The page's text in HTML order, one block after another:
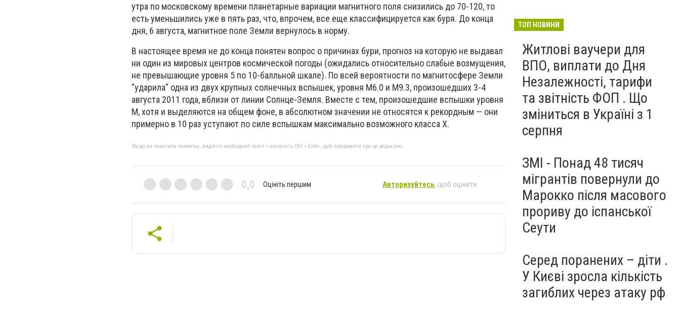
утра по московскому времени планетарные вариации магнитного поля снизились до 70-120, то
есть уменьшились уже в пять раз, что, впрочем, все еще классифицируется как буря. До конца
дня, 6 августа, магнитное поле Земли вернулось в норму.
В настоящее время не до конца понятен вопрос о причинах бури, прогноз на которую не выдавал
ни один из мировых центров космической погоды (ожидались относительно слабые возмущения,
не превышающие уровня 5 по 10-балльной шкале). По всей вероятности по магнитосфере Земли
"ударила" одна из двух крупных солнечных вспышек, уровня M6.0 и M9.3, произошедших 3-4
августа 2011 года, вблизи от линии Солнце-Земля. Вместе с тем, произошедшие вспышки уровня
M, хотя и выделяются на общем фоне, в абсолютном значении не относятся к рекордным — они
примерно в 10 раз уступают по силе вспышкам максимально возможного класса X.
Якщо ви помітили помилку, виділіть необхідний текст і натисніть Ctrl + Enter, щоб повідомити про це редакцію
0,0 Оцініть першим Авторизуйтесь, щоб оцінити
ЗСУ на Wildberries . 200 млрд
рф
3 серпня
ТОП НОВИНИ
Житлові ваучери для
ВПО, виплати до Дня
Незалежності, тарифи
та звітність ФОП . Що
зміниться в Україні з 1
серпня
ЗМІ - Понад 48 тисяч
мігрантів повернули до
Марокко після масового
прориву до іспанської
Сеути
Серед поранених – діти .
У Києві зросла кількість
загиблих через атаку рф